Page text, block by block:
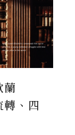
蘭
、四